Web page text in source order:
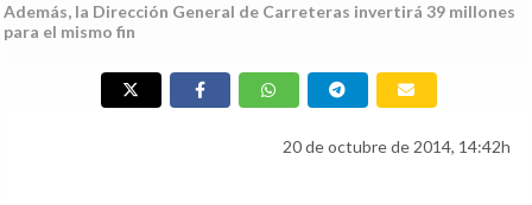
Además, la Dirección General de Carreteras invertirá 39 millones
para el mismo fin
20 de octubre de 2014, 14:42h